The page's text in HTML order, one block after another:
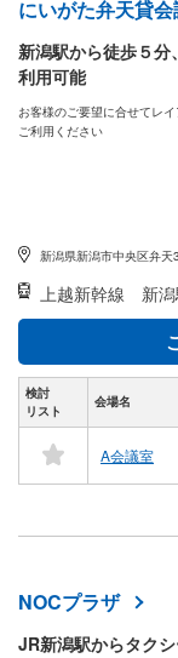
にいがた弁天貸
新潟駅から徒歩５
利用可能
お客様のご要望に合せてレ
ご利用ください
新潟県新潟市中央区弁
上越新幹線 新
検討
リスト
会場名
A会議室
NOCプラザ
JR新潟駅からタク